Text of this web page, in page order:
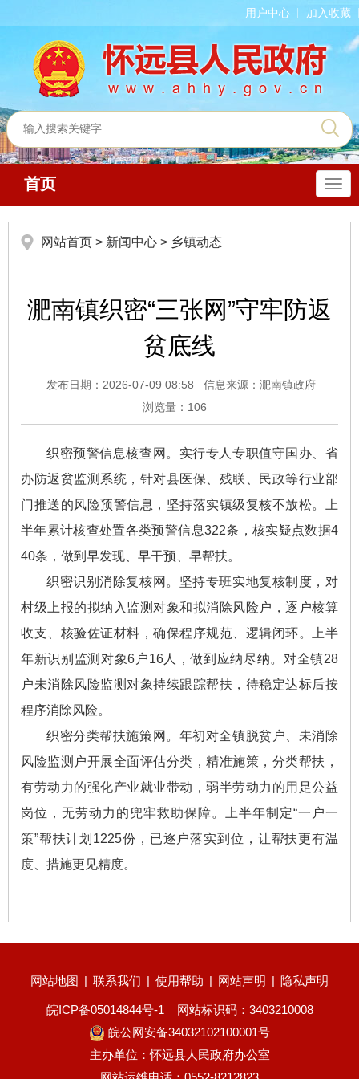
用户中心 加入收藏
导
航
首页
网站首页 > 新闻中心 > 乡镇动态
淝南镇织密“三张网”守牢防返
贫底线
发布日期：2026-07-09 08:58
信息来源：淝南镇政府
浏览量： 106
织密预警信息核查网。实行专人专职值守国办、省
办防返贫监测系统，针对县医保、残联、民政等行业部
门推送的风险预警信息，坚持落实镇级复核不放松。上
半年累计核查处置各类预警信息322条，核实疑点数据4
40条，做到早发现、早干预、早帮扶。
织密识别消除复核网。坚持专班实地复核制度，对
村级上报的拟纳入监测对象和拟消除风险户，逐户核算
收支、核验佐证材料，确保程序规范、逻辑闭环。上半
年新识别监测对象6户16人，做到应纳尽纳。对全镇28
户未消除风险监测对象持续跟踪帮扶，待稳定达标后按
程序消除风险。
织密分类帮扶施策网。年初对全镇脱贫户、未消除
风险监测户开展全面评估分类，精准施策，分类帮扶，
有劳动力的强化产业就业带动，弱半劳动力的用足公益
岗位，无劳动力的兜牢救助保障。上半年制定“一户一
策”帮扶计划1225份，已逐户落实到位，让帮扶更有温
度、措施更见精度。
网站地图 | 联系我们 | 使用帮助 | 网站声明 | 隐私声明
皖ICP备05014844号-1
网站标识码：3403210008
皖公网安备34032102100001号
主办单位：怀远县人民政府办公室